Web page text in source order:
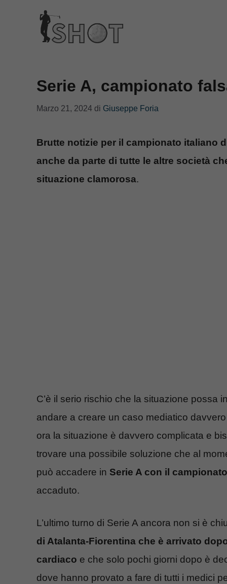
contenuto
Serie A, campionato
Marzo 21, 2024 di Giuseppe Foria
Brutte notizie per il campionato italiano
anche da parte di tutte le altre società
situazione clamorosa.
C’è il serio rischio che la situazione possa
andare a creare un caso mediatico
ora la situazione è davvero complicata e
trovare una possibile soluzione che al
può accadere in Serie A con il
accaduto.
L’ultimo turno di Serie A ancora non si è
di Atalanta-Fiorentina che è arrivato
cardiaco e che solo pochi giorni dopo è
dove hanno provato a fare di tutti i medici